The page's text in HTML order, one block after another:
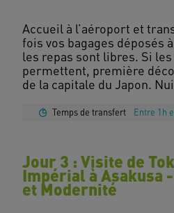
Accueil à l’aéroport et
fois vos bagages déposés
les repas sont libres. Si
permettent, première
Temps de transfert Entre 1h
Jour 3 : Visite de
Impérial à Asakusa
et Modernité